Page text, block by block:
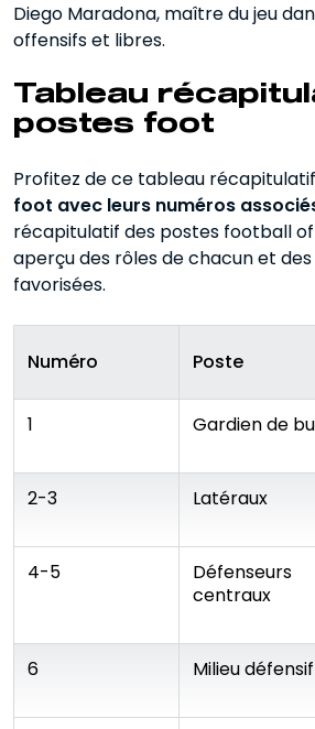
Diego Maradona, maître du jeu
offensifs et libres.
Tableau
postes foot
Profitez de ce tableau
foot avec leurs numéros
récapitulatif des postes football
aperçu des rôles de chacun et
favorisées.
Numéro Poste
1
Gardien de
2-3 Latéraux
4-5
Défenseurs
centraux
6 Milieu défensif